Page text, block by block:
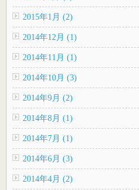
2015年1月 (2)
2014年12月 (1)
2014年11月 (1)
2014年10月 (3)
2014年9月 (2)
2014年8月 (1)
2014年7月 (1)
2014年6月 (3)
2014年4月 (2)